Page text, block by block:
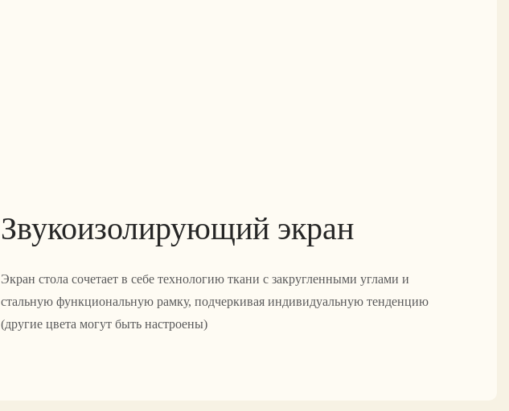
Звукоизолирующий экран
Экран стола сочетает в себе технологию ткани с закругленными углами и
стальную функциональную рамку, подчеркивая индивидуальную тенденцию
(другие цвета могут быть настроены)